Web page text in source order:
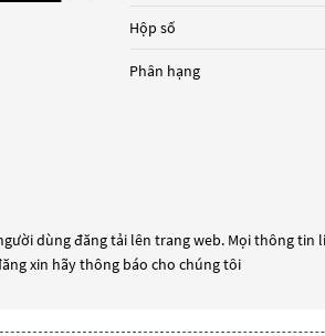
Hộp số
Phân hạng
dùng đăng tải lên trang web. Mọi thông
xin hãy thông báo cho chúng tôi